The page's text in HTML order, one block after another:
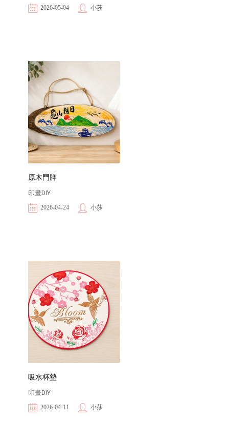
2026-05-04 小莎
原木門牌
印畫DIY
2026-04-24 小莎
吸水杯墊
印畫DIY
2026-04-11 小莎